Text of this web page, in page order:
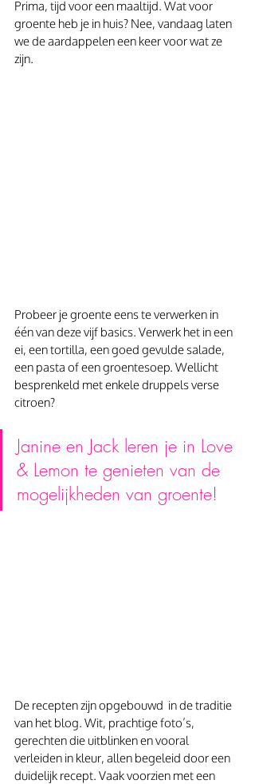
Prima, tijd voor een maaltijd. Wat voor
groente heb je in huis? Nee, vandaag laten
we de aardappelen een keer voor wat ze
zijn.
Probeer je groente eens te verwerken in
één van deze vijf basics. Verwerk het in een
ei, een tortilla, een goed gevulde salade,
een pasta of een groentesoep. Wellicht
besprenkeld met enkele druppels verse
citroen?
Janine en Jack leren je in Love
& Lemon te genieten van de
mogelijkheden van groente!
De recepten zijn opgebouwd  in de traditie
van het blog. Wit, prachtige foto’s,
gerechten die uitblinken en vooral
verleiden in kleur, allen begeleid door een
duidelijk recept. Vaak voorzien met een